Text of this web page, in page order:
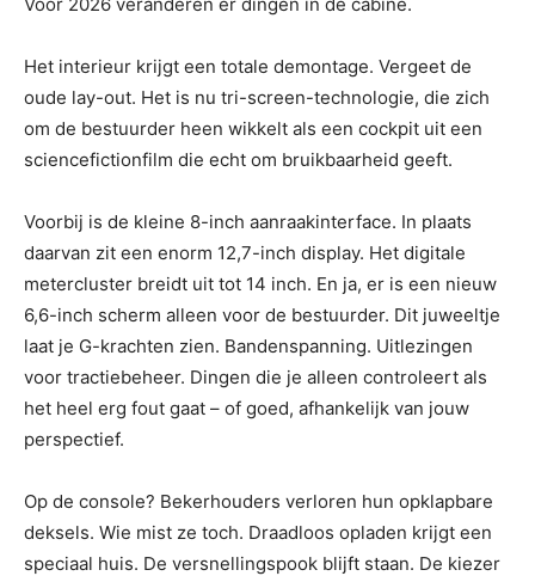
Het interieur krijgt een totale demontage. Vergeet de
oude lay-out. Het is nu tri-screen-technologie, die zich
om de bestuurder heen wikkelt als een cockpit uit een
sciencefictionfilm die echt om bruikbaarheid geeft.
Voorbij is de kleine 8-inch aanraakinterface. In plaats
daarvan zit een enorm 12,7-inch display. Het digitale
metercluster breidt uit tot 14 inch. En ja, er is een nieuw
6,6-inch scherm alleen voor de bestuurder. Dit juweeltje
laat je G-krachten zien. Bandenspanning. Uitlezingen
voor tractiebeheer. Dingen die je alleen controleert als
het heel erg fout gaat – of goed, afhankelijk van jouw
perspectief.
Op de console? Bekerhouders verloren hun opklapbare
deksels. Wie mist ze toch. Draadloos opladen krijgt een
speciaal huis. De versnellingspook blijft staan. De kiezer